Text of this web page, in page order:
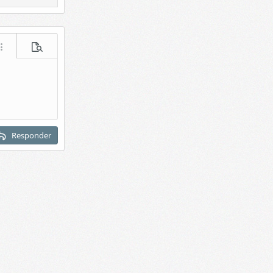
opciones...
Vista previa
Responder